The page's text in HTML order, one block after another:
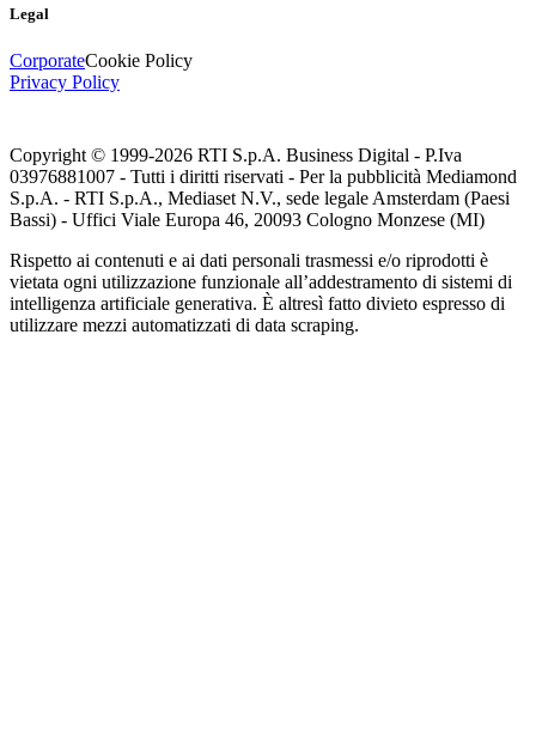
Legal
CorporateCookie Policy
Privacy Policy
Copyright © 1999-2026 RTI S.p.A. Business Digital - P.Iva
03976881007 - Tutti i diritti riservati - Per la pubblicità Mediamond
S.p.A. - RTI S.p.A., Mediaset N.V., sede legale Amsterdam (Paesi
Bassi) - Uffici Viale Europa 46, 20093 Cologno Monzese (MI)
Rispetto ai contenuti e ai dati personali trasmessi e/o riprodotti è
vietata ogni utilizzazione funzionale all’addestramento di sistemi di
intelligenza artificiale generativa. È altresì fatto divieto espresso di
utilizzare mezzi automatizzati di data scraping.